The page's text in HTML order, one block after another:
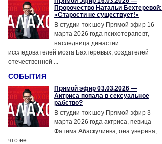
Пророчество Натальи Бехтеревой:
«Старости не существует!»
В студии ток шоу Прямой эфир 16
марта 2026 года психотерапевт,
наследница династии
исследователей мозга Бахтеревых, создателей
отечественной ...
СОБЫТИЯ
Прямой эфир 03.03.2026 —
Актриса попала в сексуальное
рабство?
В студии ток шоу Прямой эфир 3
марта 2026 года актриса, певица
Фатима Абаскулиева, она уверена,
что ее ...